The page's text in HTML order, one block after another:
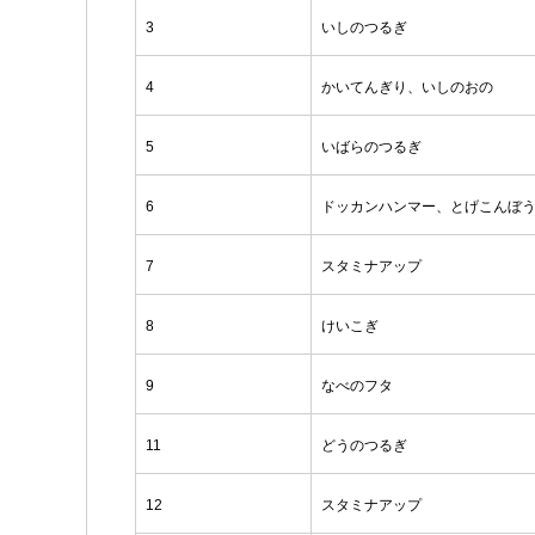
3 いしのつるぎ
4 かいてんぎり、いしのおの
5 いばらのつるぎ
6 ドッカンハンマー、とげこんぼう
7 スタミナアップ
8 けいこぎ
9 なべのフタ
11 どうのつるぎ
12 スタミナアップ